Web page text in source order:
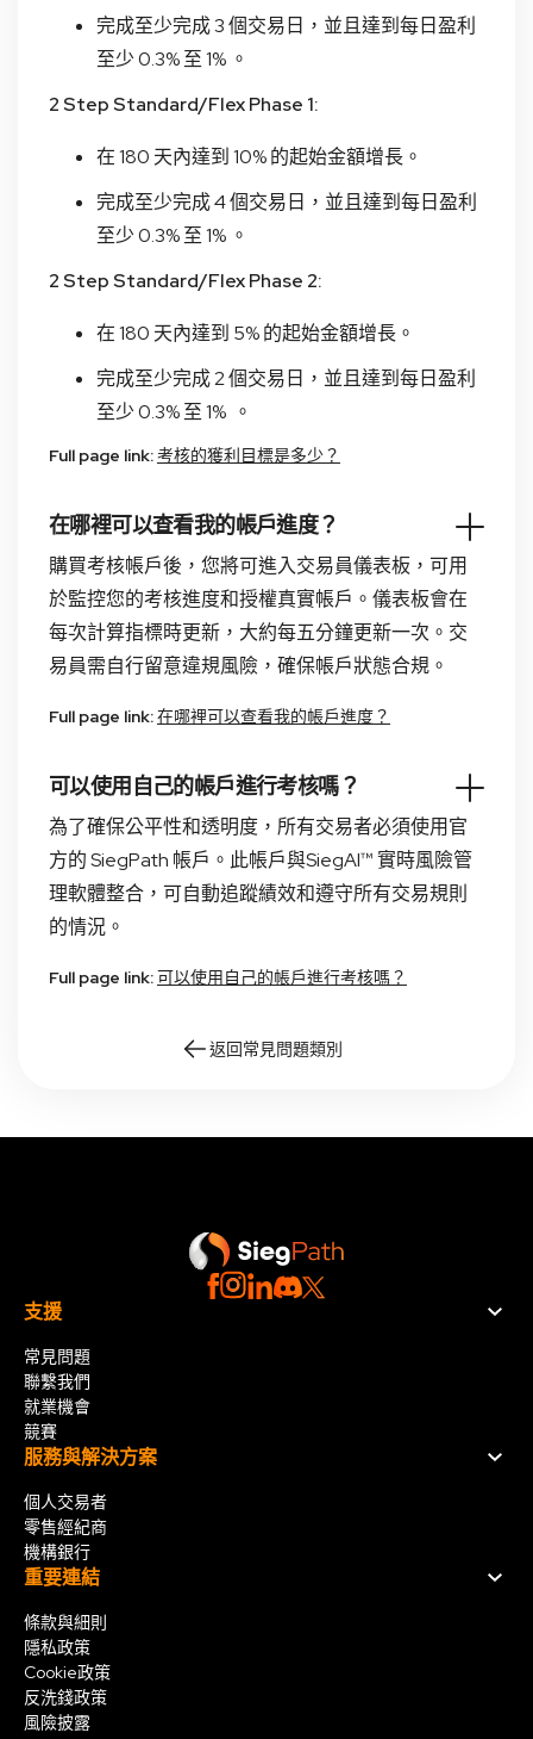
完成至少完成 3 個交易日，並且達到每日盈利
至少 0.3% 至 1% 。
2 Step Standard/Flex Phase 1:
在 180 天內達到 10% 的起始金額增長。
完成至少完成 4 個交易日，並且達到每日盈利
至少 0.3% 至 1% 。
2 Step Standard/Flex Phase 2:
在 180 天內達到 5% 的起始金額增長。
完成至少完成 2 個交易日，並且達到每日盈利
至少 0.3% 至 1% 。
Full page link:考核的獲利目標是多少？
在哪裡可以查看我的帳戶進度？
購買考核帳戶後，您將可進入交易員儀表板，可用
於監控您的考核進度和授權真實帳戶。儀表板會在
每次計算指標時更新，大約每五分鐘更新一次。交
易員需自行留意違規風險，確保帳戶狀態合規。
Full page link:在哪裡可以查看我的帳戶進度？
可以使用自己的帳戶進行考核嗎？
為了確保公平性和透明度，所有交易者必須使用官
方的 SiegPath 帳戶。此帳戶與SiegAI™ 實時風險管
理軟體整合，可自動追蹤績效和遵守所有交易規則
的情況。
Full page link:可以使用自己的帳戶進行考核嗎？
返回常見問題類別
支援
常見問題
聯繫我們
就業機會
競賽
服務與解決方案
個人交易者
零售經紀商
機構銀行
重要連結
條款與細則
隱私政策
Cookie政策
反洗錢政策
風險披露